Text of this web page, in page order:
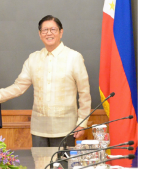
Nông nghiệp & Biển đảo
Tin Nông nghiệp & Biển
đảo
Mùa vàng
Biển đảo Việt Nam
Tâm tình biên giới và hải
đảo
Tìm hiểu biển, đảo Việt
Nam